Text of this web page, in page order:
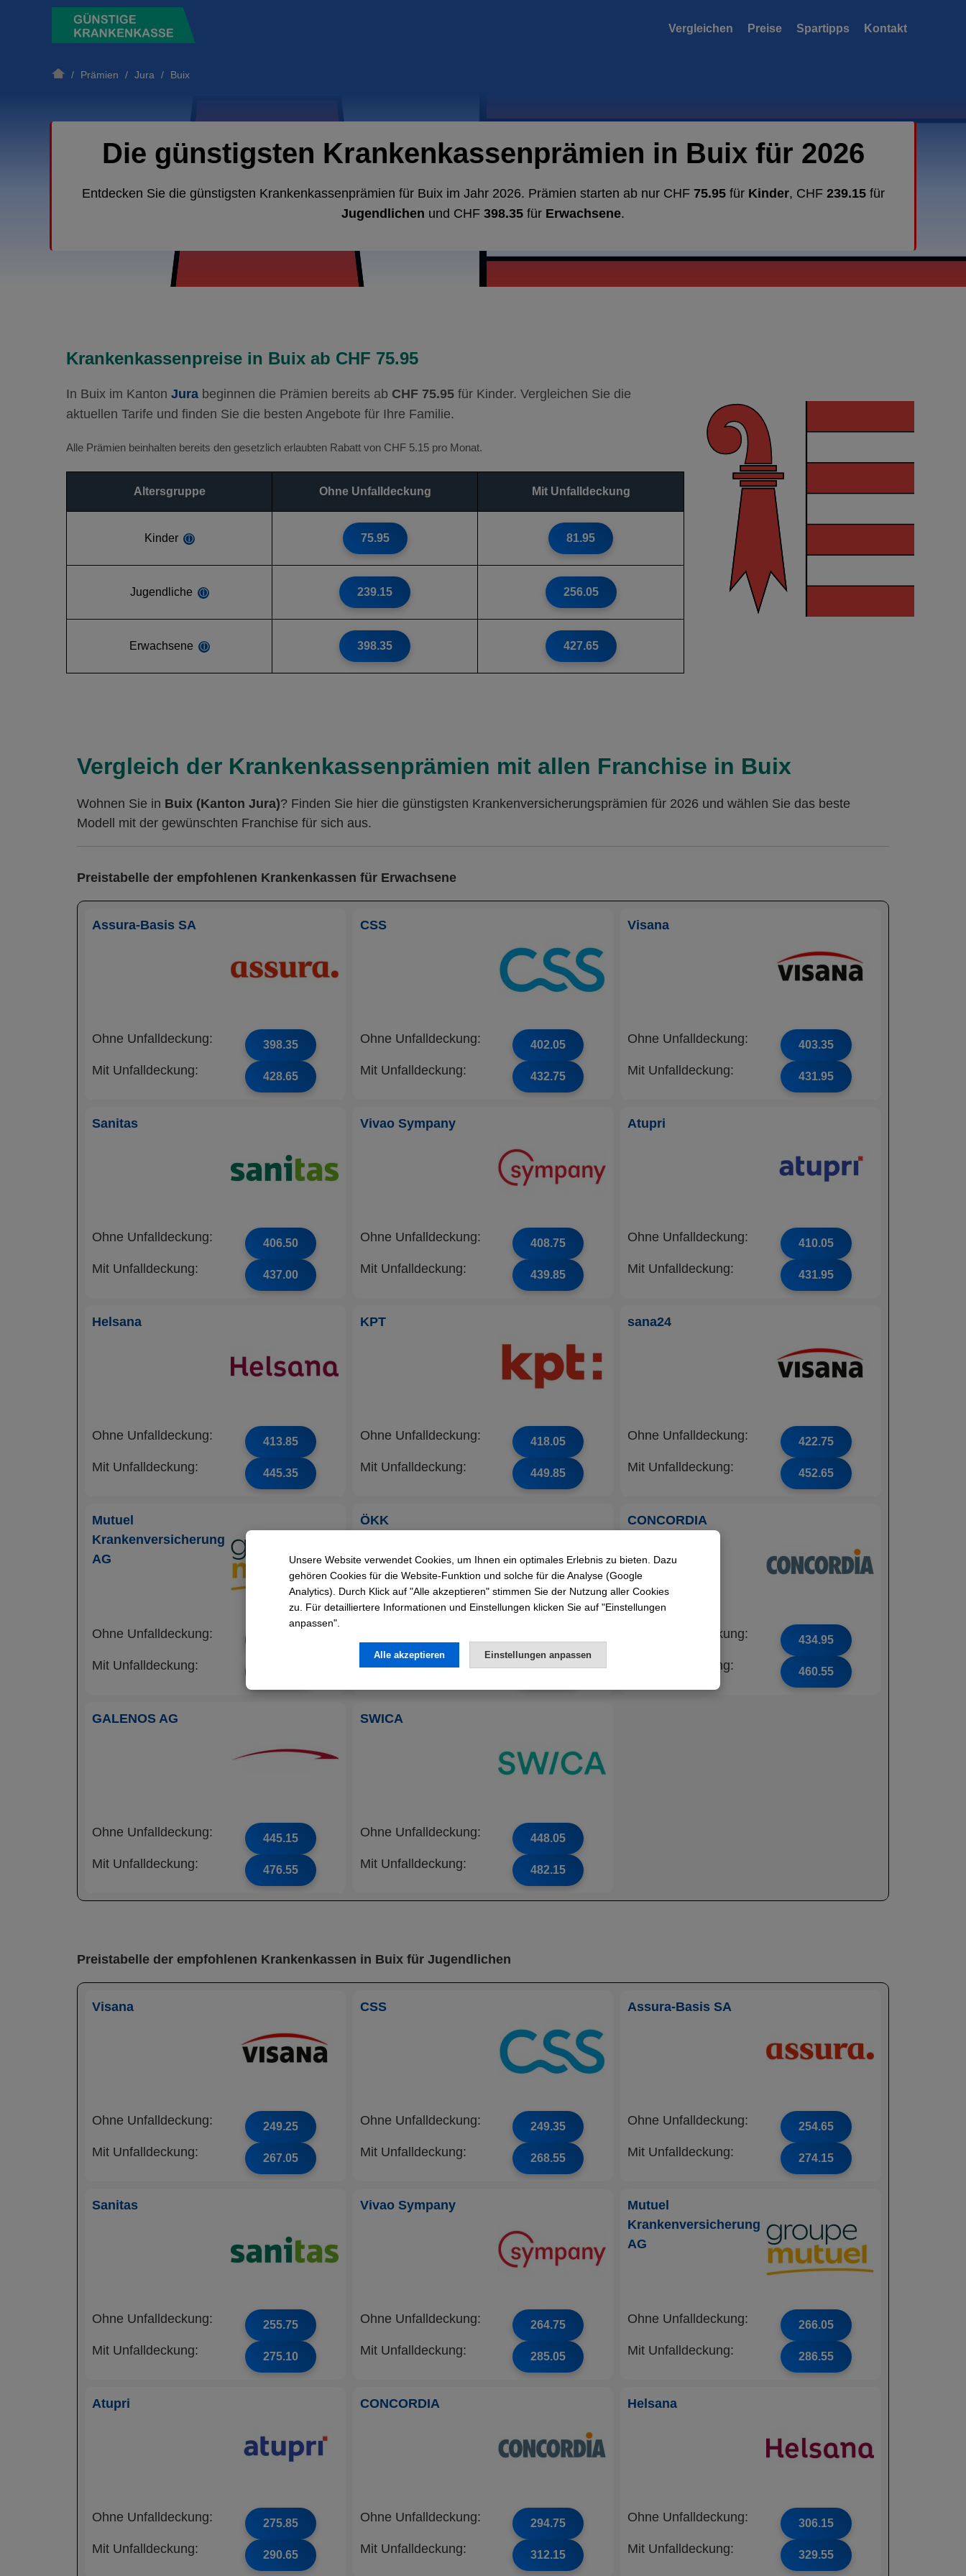
Vergleichen Preise Spartipps Kontakt
/ Prämien / Jura / Buix
Die günstigsten Krankenkassenprämien in Buix für 2026
Entdecken Sie die günstigsten Krankenkassenprämien für Buix im Jahr 2026. Prämien starten ab nur CHF 75.95für Kinder, CHF 239.15für
Jugendlichen und CHF 398.35 für Erwachsene.
Krankenkassenpreise in Buix ab CHF 75.95
In Buix im Kanton Jura beginnen die Prämien bereits ab CHF 75.95 für Kinder. Vergleichen Sie die
aktuellen Tarife und finden Sie die besten Angebote für Ihre Familie.
Alle Prämien beinhalten bereits den gesetzlich erlaubten Rabatt von CHF 5.15 pro Monat.
Altersgruppe Ohne Unfalldeckung Mit Unfalldeckung
Kinder ⓘ 75.95 81.95
Jugendliche ⓘ 239.15 256.05
Erwachsene ⓘ 398.35 427.65
Vergleich der Krankenkassenprämien mit allen Franchise in Buix
Wohnen Sie in Buix (Kanton Jura)? Finden Sie hier die günstigsten Krankenversicherungsprämien für 2026 und wählen Sie das beste
Modell mit der gewünschten Franchise für sich aus.
Preistabelle der empfohlenen Krankenkassen für Erwachsene
Assura-Basis SA
Ohne Unfalldeckung: 398.35
Mit Unfalldeckung: 428.65
CSS
Ohne Unfalldeckung: 402.05
Mit Unfalldeckung: 432.75
Visana
Ohne Unfalldeckung: 403.35
Mit Unfalldeckung: 431.95
Sanitas
Ohne Unfalldeckung: 406.50
Mit Unfalldeckung: 437.00
Vivao Sympany
Ohne Unfalldeckung: 408.75
Mit Unfalldeckung: 439.85
Atupri
Ohne Unfalldeckung: 410.05
Mit Unfalldeckung: 431.95
Helsana
Ohne Unfalldeckung: 413.85
Mit Unfalldeckung: 445.35
KPT
Ohne Unfalldeckung: 418.05
Mit Unfalldeckung: 449.85
sana24
Ohne Unfalldeckung: 422.75
Mit Unfalldeckung: 452.65
Mutuel
Krankenversicherung
AG
Ohne Unfalldeckung:
Mit Unfalldeckung:
ÖKK
434.75
Mit Unfalldeckung: 467.85
CONCORDIA
Ohne Unfalldeckung: 434.95
Mit Unfalldeckung: 460.55
GALENOS AG
Ohne Unfalldeckung: 445.15
Mit Unfalldeckung: 476.55
SWICA
Ohne Unfalldeckung: 448.05
Mit Unfalldeckung: 482.15
Preistabelle der empfohlenen Krankenkassen in Buix für Jugendlichen
Visana
Ohne Unfalldeckung: 249.25
Mit Unfalldeckung: 267.05
CSS
Ohne Unfalldeckung: 249.35
Mit Unfalldeckung: 268.55
Assura-Basis SA
Ohne Unfalldeckung: 254.65
Mit Unfalldeckung: 274.15
Sanitas
Ohne Unfalldeckung: 255.75
Mit Unfalldeckung: 275.10
Vivao Sympany
Ohne Unfalldeckung: 264.75
Mit Unfalldeckung: 285.05
Mutuel
Krankenversicherung
AG
Ohne Unfalldeckung: 266.05
Mit Unfalldeckung: 286.55
Atupri
Ohne Unfalldeckung: 275.85
Mit Unfalldeckung: 290.65
CONCORDIA
Ohne Unfalldeckung: 294.75
Mit Unfalldeckung: 312.15
Helsana
Ohne Unfalldeckung: 306.15
Mit Unfalldeckung: 329.55
Unsere Website verwendet Cookies, um Ihnen ein optimales Erlebnis zu bieten. Dazu
gehören Cookies für die Website-Funktion und solche für die Analyse (Google
Analytics). Durch Klick auf "Alle akzeptieren" stimmen Sie der Nutzung aller Cookies
zu. Für detailliertere Informationen und Einstellungen klicken Sie auf "Einstellungen
anpassen".
Alle akzeptieren Einstellungen anpassen